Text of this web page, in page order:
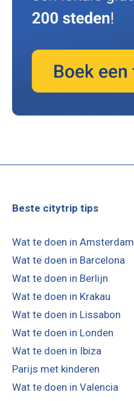
Beste citytrip tips
Wat te doen in Amsterdam
Wat te doen in Barcelona
Wat te doen in Berlijn
Wat te doen in Krakau
Wat te doen in Lissabon
Wat te doen in Londen
Wat te doen in Ibiza
Parijs met kinderen
Wat te doen in Valencia